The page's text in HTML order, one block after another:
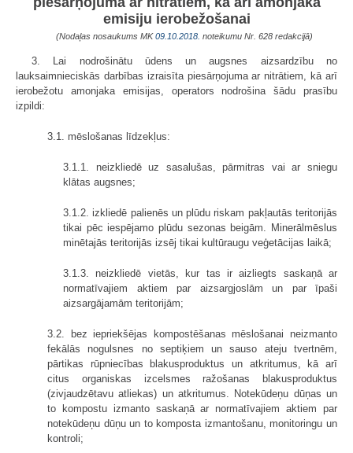
emisiju ierobežošanai
(Nodaļas nosaukums MK09.10.2018. noteikumu Nr. 628 redakcijā)
3. Lai nodrošinātu ūdens un augsnes aizsardzību no
lauksaimnieciskās darbības izraisīta piesārņojuma ar nitrātiem, kā arī
ierobežotu amonjaka emisijas, operators nodrošina šādu prasību
izpildi:
3.1. mēslošanas līdzekļus:
3.1.1. neizkliedē uz sasalušas, pārmitras vai ar sniegu
klātas augsnes;
3.1.2. izkliedē palienēs un plūdu riskam pakļautās teritorijās
tikai pēc iespējamo plūdu sezonas beigām. Minerālmēslus
minētajās teritorijās izsēj tikai kultūraugu veģetācijas laikā;
3.1.3. neizkliedē vietās, kur tas ir aizliegts saskaņā ar
normatīvajiem aktiem par aizsargjoslām un par īpaši
aizsargājamām teritorijām;
3.2. bez iepriekšējas kompostēšanas mēslošanai neizmanto
fekālās nogulsnes no septiķiem un sauso ateju tvertnēm,
pārtikas rūpniecības blakusproduktus un atkritumus, kā arī
citus organiskas izcelsmes ražošanas blakusproduktus
(zivjaudzētavu atliekas) un atkritumus. Notekūdeņu dūņas un
to kompostu izmanto saskaņā ar normatīvajiem aktiem par
notekūdeņu dūņu un to komposta izmantošanu, monitoringu un
kontroli;